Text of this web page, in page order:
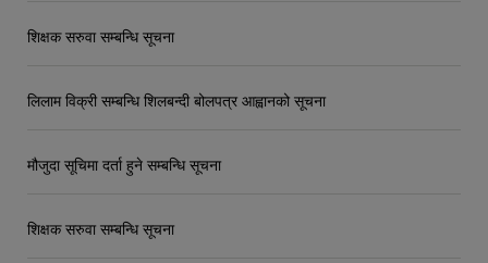
शिक्षक सरुवा सम्बन्धि सूचना
लिलाम विक्री सम्बन्धि शिलबन्दी बोलपत्र आह्वानको सूचना
मौजुदा सूचिमा दर्ता हुने सम्बन्धि सूचना
शिक्षक सरुवा सम्बन्धि सूचना